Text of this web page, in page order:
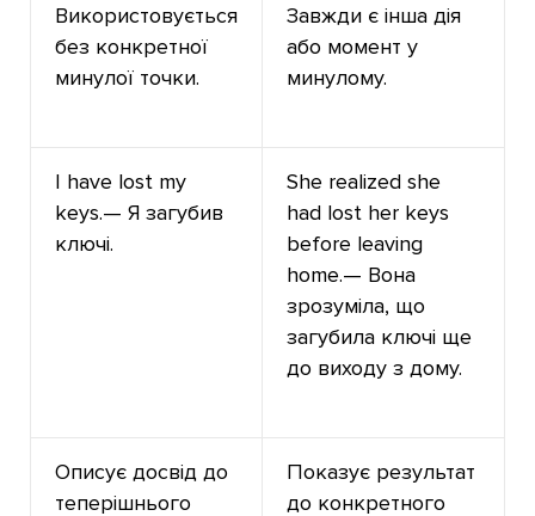
Використовується
без конкретної
минулої точки.
Завжди є інша дія
або момент у
минулому.
I have lost my
keys.— Я загубив
ключі.
She realized she
had lost her keys
before leaving
home.— Вона
зрозуміла, що
загубила ключі ще
до виходу з дому.
Описує досвід до
теперішнього
Показує результат
до конкретного